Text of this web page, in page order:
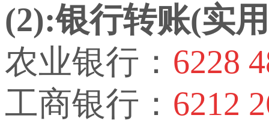
(2):银行转账(实
农业银行： 6228
工商银行： 6212